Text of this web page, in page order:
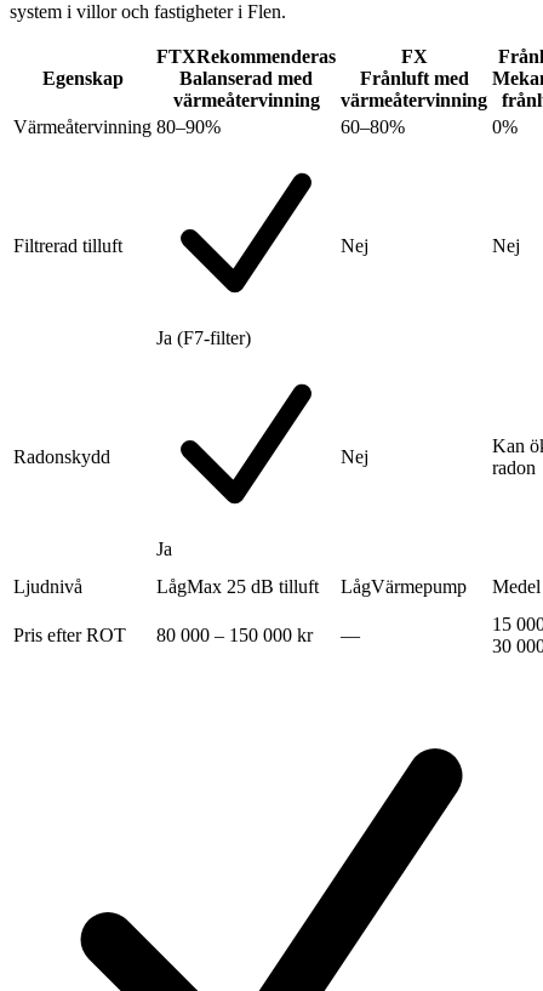
system i villor och fastigheter i Flen.
Egenskap
FTXRekommenderas
Balanserad med
värmeåtervinning
FX
Frånluft med
värmeåtervinning
Värmeåtervinning 80–90% 60–80% 0%
Filtrerad tilluft
Ja (F7-filter)
Nej Nej
Radonskydd
Ja
Nej
Kan
radon
Ljudnivå LågMax 25 dB tilluft LågVärmepump Medel
Pris efter ROT 80 000 – 150 000 kr —
15
30